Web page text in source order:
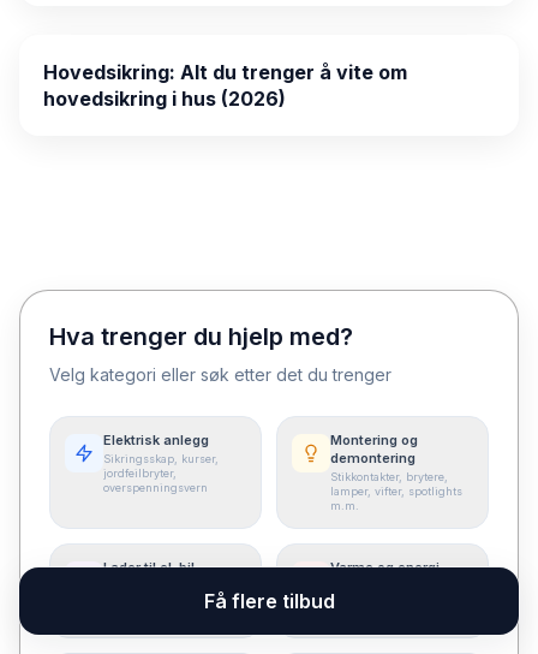
Hovedsikring: Alt du trenger å vite om
hovedsikring i hus (2026)
Hva trenger du hjelp med?
Velg kategori eller søk etter det du trenger
Elektrisk anlegg
Sikringsskap, kurser,
jordfeilbryter,
overspenningsvern
Montering og
demontering
Stikkontakter, brytere,
lamper, vifter, spotlights
m.m.
Lader til el-bil Varme og energi
varmekabler, termostat og
Få flere tilbud